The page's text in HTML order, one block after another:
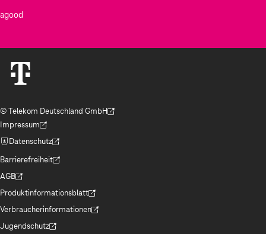
agood
© Telekom Deutschland GmbH
(Der Link wird in einem neuen Tab geöffnet)
Impressum
(Der Link wird in einem neuen Tab geöffnet)
Datenschutz
(Der Link wird in einem neuen Tab geöffnet)
Barrierefreiheit
(Der Link wird in einem neuen Tab geöffnet)
AGB
(Der Link wird in einem neuen Tab geöffnet)
Produktinformationsblatt
(Der Link wird in einem neuen Tab geöffnet)
Verbraucherinformationen
(Der Link wird in einem neuen Tab geöffnet)
Jugendschutz
(Der Link wird in einem neuen Tab geöffnet)